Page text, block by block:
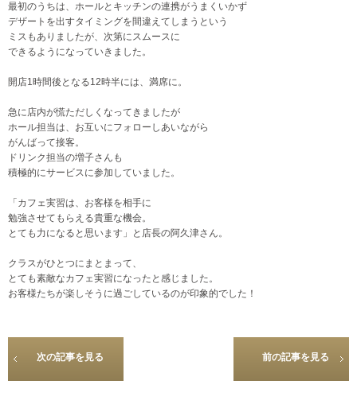
最初のうちは、ホールとキッチンの連携がうまくいかず
デザートを出すタイミングを間違えてしまうという
ミスもありましたが、次第にスムースに
できるようになっていきました。
開店1時間後となる12時半には、満席に。
急に店内が慌ただしくなってきましたが
ホール担当は、お互いにフォローしあいながら
がんばって接客。
ドリンク担当の増子さんも
積極的にサービスに参加していました。
「カフェ実習は、お客様を相手に
勉強させてもらえる貴重な機会。
とても力になると思います」と店長の阿久津さん。
クラスがひとつにまとまって、
とても素敵なカフェ実習になったと感じました。
お客様たちが楽しそうに過ごしているのが印象的でした！
次の記事を見る 前の記事を見る